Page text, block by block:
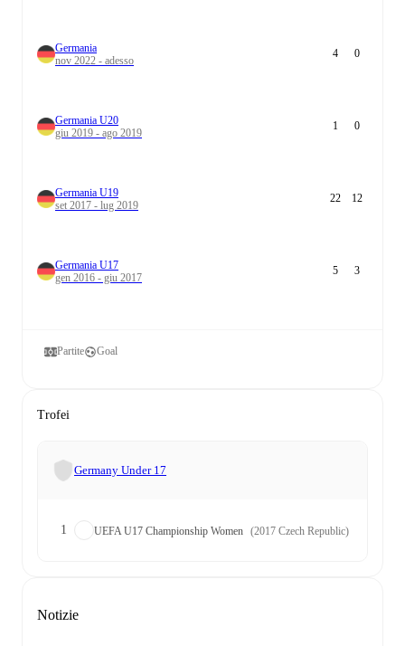
Germania
nov 2022 - adesso
4 0
Germania U20
giu 2019 - ago 2019
1 0
Germania U19
set 2017 - lug 2019
22 12
Germania U17
gen 2016 - giu 2017
5 3
Partite Goal
Trofei
Germany Under 17
1 UEFA U17 Championship Women (2017 Czech Republic)
Notizie